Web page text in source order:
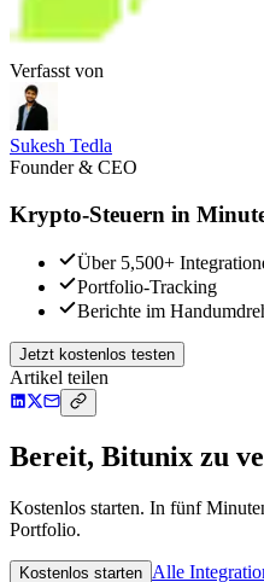
Verfasst von
Sukesh Tedla
Founder & CEO
Krypto-Steuern in
Über 5,500+
Portfolio-Tracking
Berichte im
Jetzt kostenlos testen
Artikel teilen
Bereit, Bitunix zu
Kostenlos starten. In fünf
Portfolio.
Kostenlos starten Alle